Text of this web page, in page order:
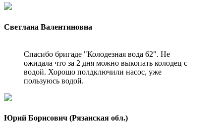
Светлана Валентиновна
Спасибо бригаде "Колодезная вода 62". Не
ожидала что за 2 дня можно выкопать колодец с
водой. Хорошо полдключили насос, уже
пользуюсь водой.
Юрий Борисович (Рязанская обл.)